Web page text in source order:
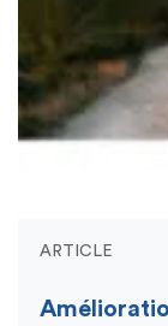
ARTICLE